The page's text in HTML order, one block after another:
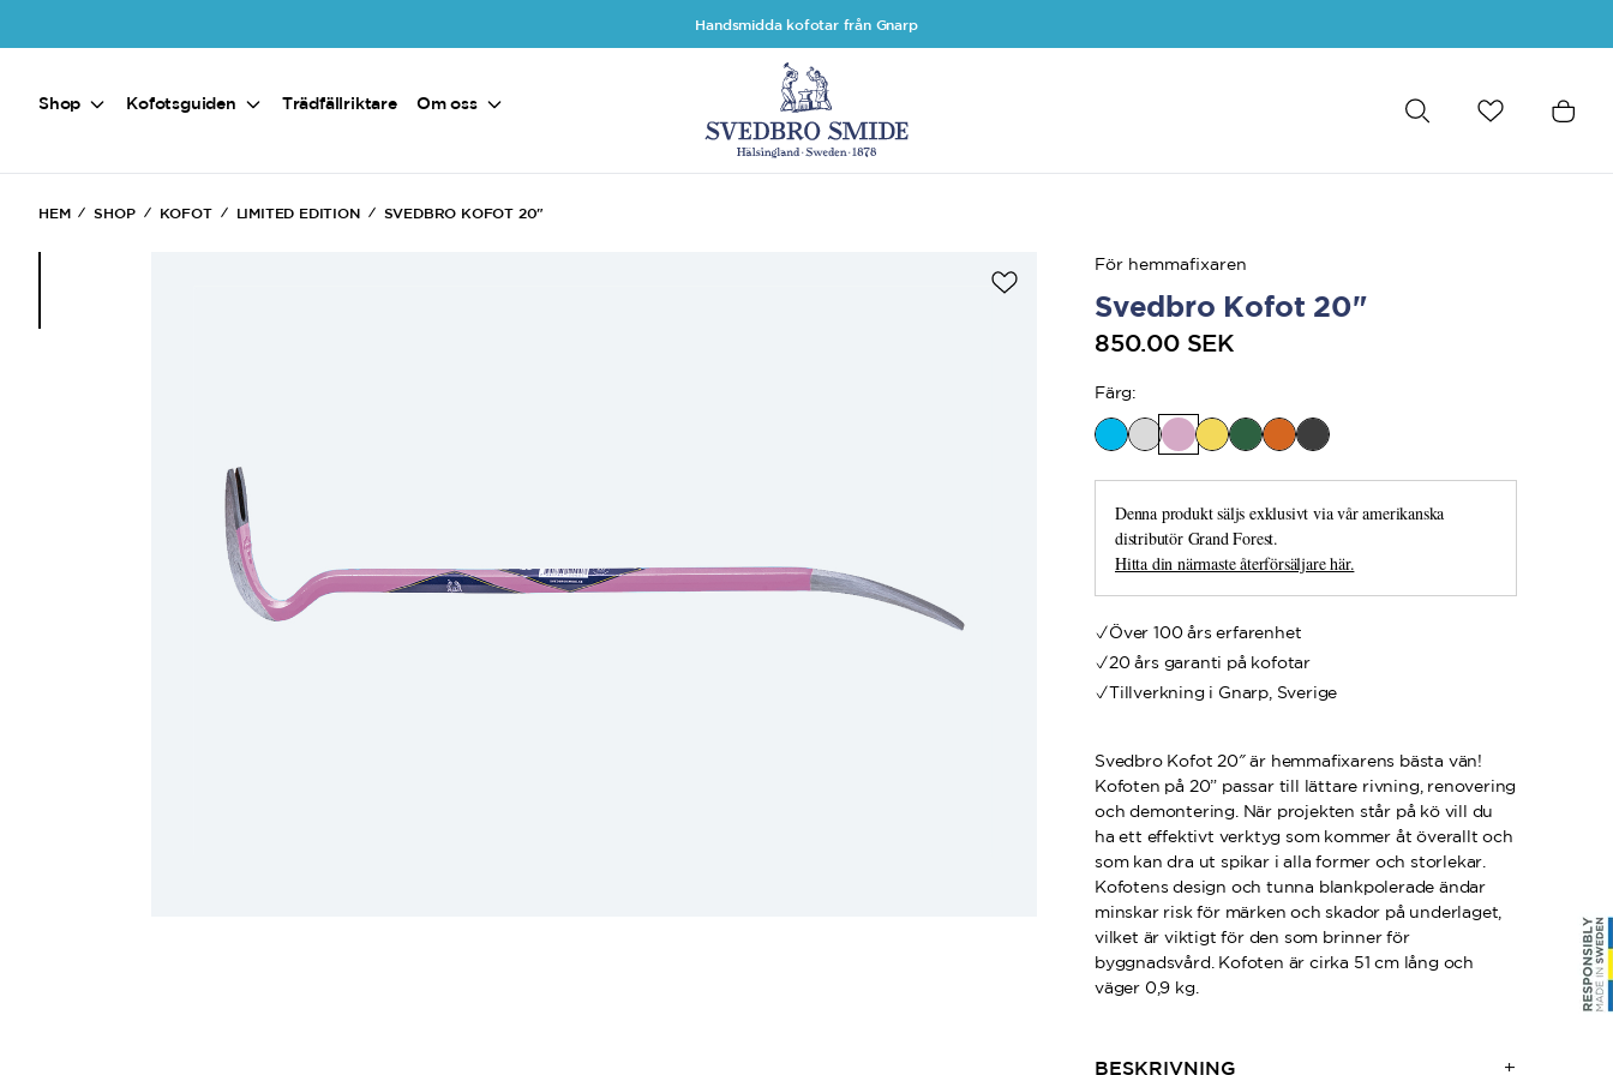
Handsmidda kofotar från Gnarp
Shop Kofotsguiden Trädfällriktare Om oss
HEM SHOP KOFOT LIMITED EDITION SVEDBRO KOFOT 20"
För hemmafixaren
Svedbro Kofot 20"
850.00 SEK
Färg:
Denna produkt säljs exklusivt via vår amerikanska
distributör Grand Forest.
Hitta din närmaste återförsäljare här.
Över 100 års erfarenhet
20 års garanti på kofotar
Tillverkning i Gnarp, Sverige
Svedbro Kofot 20″ är hemmafixarens bästa vän!
Kofoten på 20” passar till lättare rivning, renovering
och demontering. När projekten står på kö vill du
ha ett effektivt verktyg som kommer åt överallt och
som kan dra ut spikar i alla former och storlekar.
Kofotens design och tunna blankpolerade ändar
minskar risk för märken och skador på underlaget,
vilket är viktigt för den som brinner för
byggnadsvård. Kofoten är cirka 51 cm lång och
väger 0,9 kg.
BESKRIVNING